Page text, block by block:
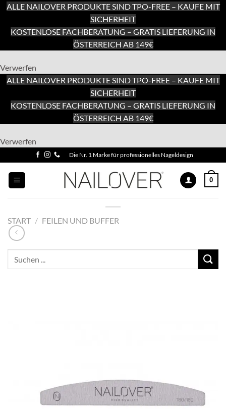
ALLE NAILOVER PRODUKTE SIND TPO-FREE – KAUFE MIT
SICHERHEIT
KOSTENLOSE FACHBERATUNG – GRATIS LIEFERUNG IN
ÖSTERREICH AB 149€
Verwerfen
ALLE NAILOVER PRODUKTE SIND TPO-FREE – KAUFE MIT
SICHERHEIT
KOSTENLOSE FACHBERATUNG – GRATIS LIEFERUNG IN
ÖSTERREICH AB 149€
Verwerfen
Inhalt
Inhalt
springen
Die Nr. 1 Marke für professionelles Nageldesign
0
START / FEILEN UND BUFFER